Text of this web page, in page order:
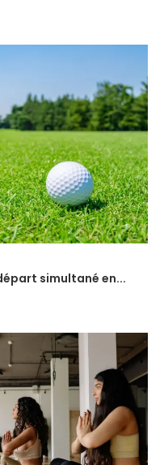
simultané en...